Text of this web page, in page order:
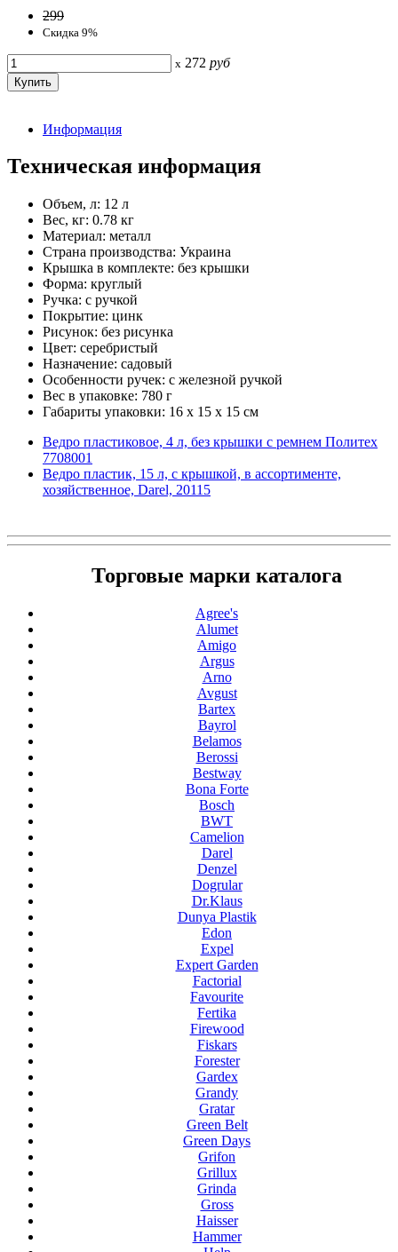
299
Скидка 9%
x 272 руб
Информация
Техническая информация
Объем, л: 12 л
Вес, кг: 0.78 кг
Материал: металл
Страна производства: Украина
Крышка в комплекте: без крышки
Форма: круглый
Ручка: с ручкой
Покрытие: цинк
Рисунок: без рисунка
Цвет: серебристый
Назначение: садовый
Особенности ручек: с железной ручкой
Вес в упаковке: 780 г
Габариты упаковки: 16 x 15 x 15 см
Ведро пластиковое, 4 л, без крышки с ремнем Политех
7708001
Ведро пластик, 15 л, с крышкой, в ассортименте,
хозяйственное, Darel, 20115
Торговые марки каталога
Agree's
Alumet
Amigo
Argus
Arno
Avgust
Bartex
Bayrol
Belamos
Berossi
Bestway
Bona Forte
Bosch
BWT
Camelion
Darel
Denzel
Dogrular
Dr.Klaus
Dunya Plastik
Edon
Expel
Expert Garden
Factorial
Favourite
Fertika
Firewood
Fiskars
Forester
Gardex
Grandy
Gratar
Green Belt
Green Days
Grifon
Grillux
Grinda
Gross
Haisser
Hammer